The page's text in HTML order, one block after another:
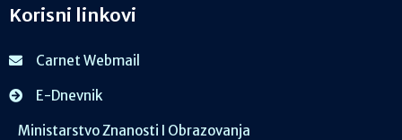
Korisni linkovi
Carnet Webmail
E-Dnevnik
Ministarstvo Znanosti I Obrazovanja